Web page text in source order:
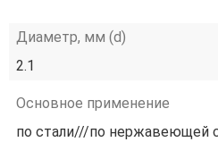
Диаметр, мм (d)
2.1
Основное применение
по стали///по нержавеющей